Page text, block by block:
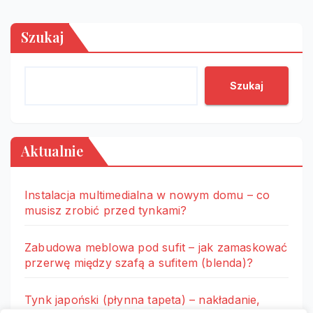
Szukaj
Szukaj
Aktualnie
Instalacja multimedialna w nowym domu – co
musisz zrobić przed tynkami?
Zabudowa meblowa pod sufit – jak zamaskować
przerwę między szafą a sufitem (blenda)?
Tynk japoński (płynna tapeta) – nakładanie,